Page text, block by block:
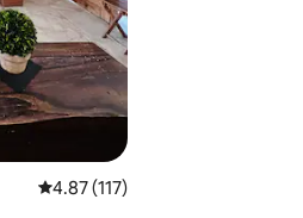
औसत रेटिंग 5 में से 4.87, 117 समीक्षाएँ
4.87 (117)